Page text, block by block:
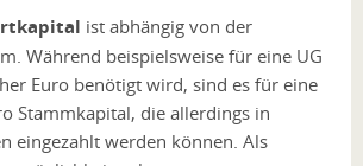
ist abhängig von der
Während beispielsweise für eine UG
Euro benötigt wird, sind es für eine
Stammkapital, die allerdings in
eingezahlt werden können. Als